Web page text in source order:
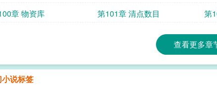
章 物资库
第101章 清点数目 第
查看更多章
说标签